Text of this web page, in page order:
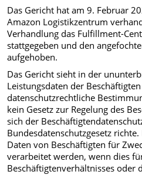
Das Gericht hat am 9. Februar
Amazon Logistikzentrum
Verhandlung das Fulfillment-
stattgegeben und den
aufgehoben.
Das Gericht sieht in der
Leistungsdaten der
datenschutzrechtliche
kein Gesetz zur Regelung des
sich der
Bundesdatenschutzgesetz
Daten von Beschäftigten für
verarbeitet werden, wenn dies
Beschäftigtenverhältnisses oder